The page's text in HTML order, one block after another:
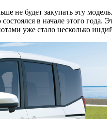
не будет закупать эту
в начале этого
уже стало несколько